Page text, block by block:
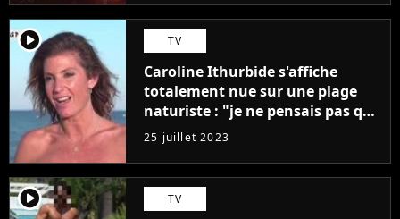
player2 TV
Caroline Ithurbide s'affiche
totalement nue sur une plage
naturiste : "je ne pensais pas que
j'arriverais à le faire..."
25 juillet 2023
player2 TV